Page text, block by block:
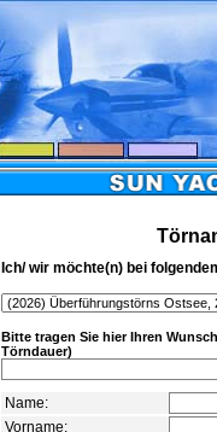
Ich/ wir möchte(n) bei
Bitte tragen Sie hier Ihren
Törndauer)
Name:
Vorname: